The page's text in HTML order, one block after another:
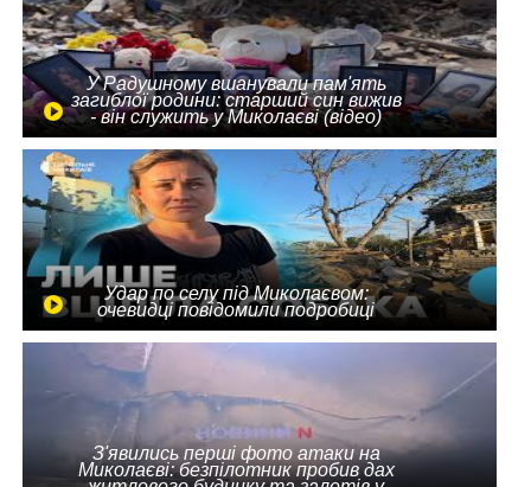
У Радушному вшанували пам'ять
загиблої родини: старший син вижив
- він служить у Миколаєві (відео)
Удар по селу під Миколаєвом:
очевидці повідомили подробиці
З'явились перші фото атаки на
Миколаєві: безпілотник пробив дах